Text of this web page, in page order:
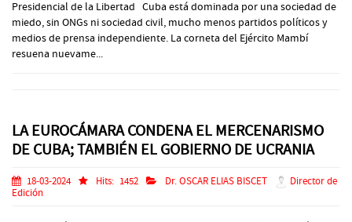
Presidencial de la Libertad Cuba está dominada por una sociedad de
miedo, sin ONGs ni sociedad civil, mucho menos partidos políticos y
medios de prensa independiente. La corneta del Ejército Mambí
resuena nuevame...
LA EUROCÁMARA CONDENA EL MERCENARISMO
DE CUBA; TAMBIÉN EL GOBIERNO DE UCRANIA
18-03-2024 Hits: 1452 Dr. OSCAR ELIAS BISCET
Director de
Edición